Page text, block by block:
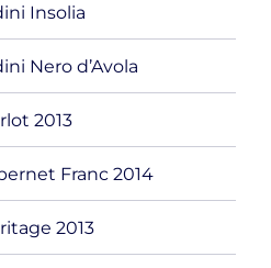
Insolia
Nero d’Avola
2013
Franc 2014
2013